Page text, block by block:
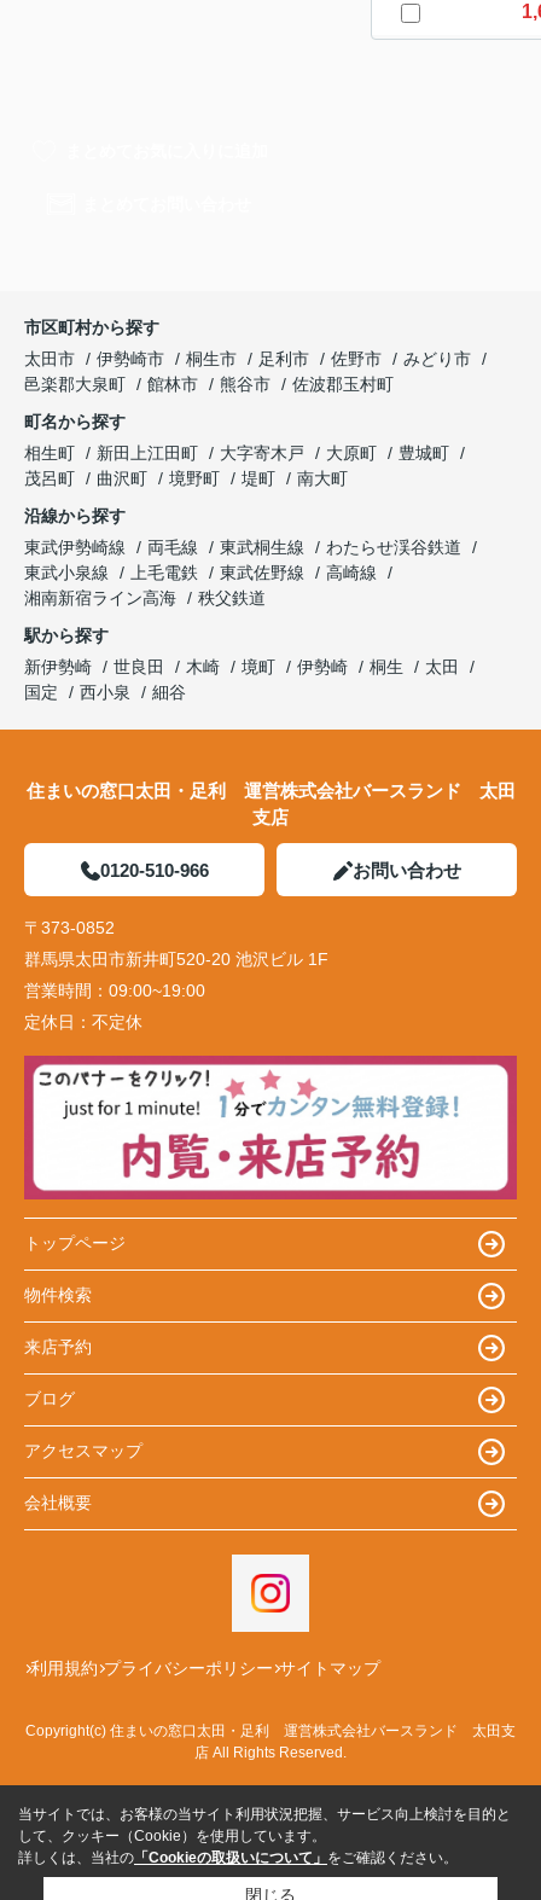
市区町村から探す
太田市
伊勢崎市 桐生市 足利市 佐野市
みどり市
邑楽郡大泉町
館林市 熊谷市
佐波郡玉村町
町名から探す
相生町
新田上江田町 大字寄木戸 大原町
豊城町
茂呂町
曲沢町 境野町 堤町
南大町
沿線から探す
東武伊勢崎線
両毛線 東武桐生線
わたらせ渓谷鉄道
東武小泉線
上毛電鉄 東武佐野線
高崎線
湘南新宿ライン高海
秩父鉄道
駅から探す
新伊勢崎
世良田 木崎 境町 伊勢崎 桐生
太田
国定
西小泉 細谷
住まいの窓口太田・足利 運営株式会社バースランド 太田
支店
0120-510-966 お問い合わせ
〒373-0852
群馬県太田市新井町520-20 池沢ビル 1F
営業時間： 09:00~19:00
定休日： 不定休
トップページ
物件検索
来店予約
ブログ
アクセスマップ
会社概要
利用規約 プライバシーポリシー サイトマップ
Copyright(c) 住まいの窓口太田・足利 運営株式会社バースランド 太田支
店 All Rights Reserved.
当サイトでは、お客様の当サイト利用状況把握、サービス向上検討を目的と
して、クッキー（Cookie）を使用しています。
詳しくは、当社の 「Cookieの取扱いについて」 をご確認ください。
閉じる